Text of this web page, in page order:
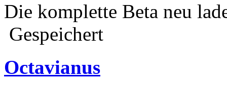
Die komplette Beta neu
Gespeichert
Octavianus